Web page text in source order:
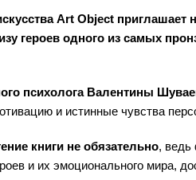
Art Object
героев одного из самых
психолога Валентины
и истинные чувства
книги не обязательно, ведь
и их эмоционального мира,